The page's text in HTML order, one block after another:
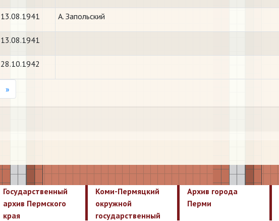
13.08.1941 А. Запольский
13.08.1941
28.10.1942
»
Государственный
архив Пермского
края
Коми-Пермяцкий
окружной
государственный
Архив города
Перми